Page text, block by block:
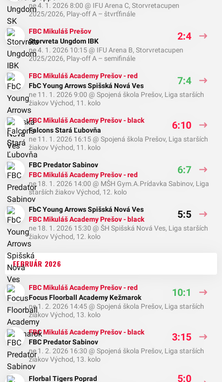
ne 4. 1. 2026 8:00 @ IFU Arena C, Storvretacupen
2025/2026, Play-off A – štvrťfinále
FBC Mikuláš Prešov
Storvreta Ungdom IBK
2:4
ne 4. 1. 2026 10:15 @ IFU Arena B, Storvretacupen
2025/2026, Play-off A – semifinále
FBC Mikuláš Academy Prešov - red
FbC Young Arrows Spišská Nová Ves
7:4
ne 11. 1. 2026 9:00 @ Spojená škola Prešov, Liga starších
žiakov Východ, 11. kolo
FBC Mikuláš Academy Prešov - black
Falcons Stará Ľubovňa
6:10
ne 11. 1. 2026 16:15 @ Spojená škola Prešov, Liga starších
žiakov Východ, 11. kolo
FBC Predator Sabinov
FBC Mikuláš Academy Prešov - red
6:7
ne 18. 1. 2026 14:00 @ MŠH Gym.A.Prídavka Sabinov, Liga
starších žiakov Východ, 12. kolo
FbC Young Arrows Spišská Nová Ves
FBC Mikuláš Academy Prešov - black
5:5
ne 18. 1. 2026 15:30 @ ŠH Spišská Nová Ves, Liga starších
žiakov Východ, 12. kolo
FEBRUÁR 2026
FBC Mikuláš Academy Prešov - red
Focus Floorball Academy Kežmarok
10:1
ne 1. 2. 2026 14:45 @ Spojená škola Prešov, Liga starších
žiakov Východ, 13. kolo
FBC Mikuláš Academy Prešov - black
FBC Predator Sabinov
3:15
ne 1. 2. 2026 16:30 @ Spojená škola Prešov, Liga starších
žiakov Východ, 13. kolo
Florbal Tigers Poprad 5:0